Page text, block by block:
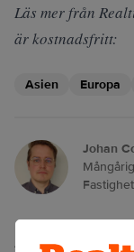
Läs mer från
är kostnadsfritt:
Asien Europa
Johan
ANNONS